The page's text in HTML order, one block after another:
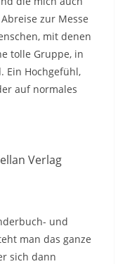
zur Messe
mit denen
tolle Gruppe, in
Ein Hochgefühl,
auf normales
Verlag
und
man das ganze
sich dann